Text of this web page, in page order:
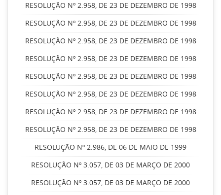
RESOLUÇÃO Nº 2.958, DE 23 DE DEZEMBRO DE 1998
RESOLUÇÃO Nº 2.958, DE 23 DE DEZEMBRO DE 1998
RESOLUÇÃO Nº 2.958, DE 23 DE DEZEMBRO DE 1998
RESOLUÇÃO Nº 2.958, DE 23 DE DEZEMBRO DE 1998
RESOLUÇÃO Nº 2.958, DE 23 DE DEZEMBRO DE 1998
RESOLUÇÃO Nº 2.958, DE 23 DE DEZEMBRO DE 1998
RESOLUÇÃO Nº 2.958, DE 23 DE DEZEMBRO DE 1998
RESOLUÇÃO Nº 2.958, DE 23 DE DEZEMBRO DE 1998
RESOLUÇÃO Nº 2.986, DE 06 DE MAIO DE 1999
RESOLUÇÃO Nº 3.057, DE 03 DE MARÇO DE 2000
RESOLUÇÃO Nº 3.057, DE 03 DE MARÇO DE 2000